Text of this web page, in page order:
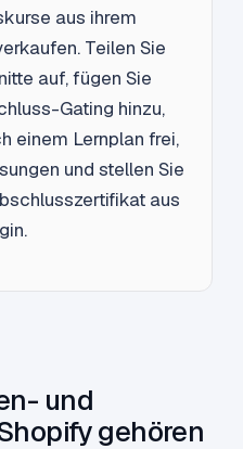
aus ihrem
Teilen Sie
auf, fügen Sie
Gating hinzu,
einem Lernplan frei,
und stellen Sie
aus
und
gehören